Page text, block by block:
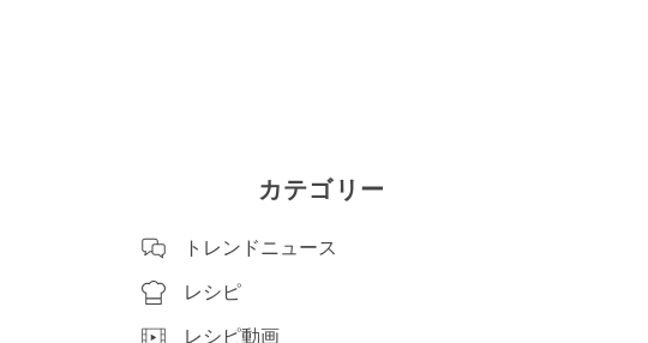
カテゴリー
トレンドニュース
レシピ
レシピ動画